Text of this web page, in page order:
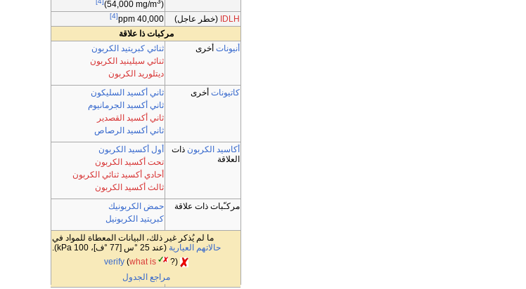
(54,000 mg/m )
IDLH (خطر عاجل) 40,000
ppm
[4]
مركبات ذا علاقة
أنيونات أخرى
ثنائي كبريتيد الكربون
ثنائي سيلينيد الكربون
ديتلوريد الكربون
كاتيونات أخرى
ثاني أكسيد السليكون
ثاني أكسيد الجرمانيوم
ثاني أكسيد القصدير
ثاني أكسيد الرصاص
أكاسيد الكربون ذات
العلاقة
أول أكسيد الكربون
تحت أكسيد الكربون
أحادي أكسيد ثنائي الكربون
ثالث أكسيد الكربون
مركـّبات ذات علاقة
حمض الكربونيك
كبريتيد الكربونيل
ما لم يُذكر غير ذلك، البيانات المعطاة للمواد في
حالاتهم العيارية (عند 25 °س [77 °ف]، 100 kPa).
verify(what is
?)
مراجع الجدول